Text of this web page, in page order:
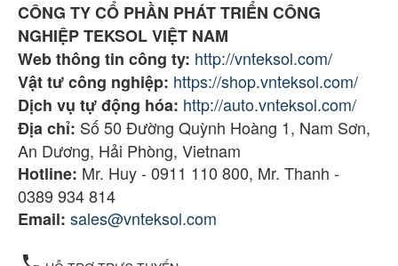
CÔNG TY CỔ PHẦN PHÁT TRIỂN CÔNG
NGHIỆP TEKSOL VIỆT NAM
Web thông tin công ty: http://vnteksol.com/
Vật tư công nghiệp: https://shop.vnteksol.com/
Dịch vụ tự động hóa: http://auto.vnteksol.com/
Địa chỉ: Số 50 Đường Quỳnh Hoàng 1, Nam Sơn,
An Dương, Hải Phòng, Vietnam
Hotline: Mr. Huy - 0911 110 800, Mr. Thanh -
0389 934 814
Email: sales@vnteksol.com